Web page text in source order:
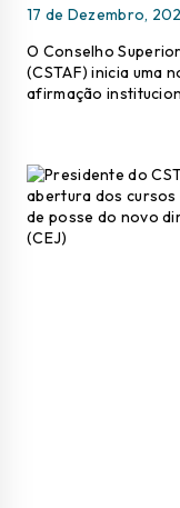
17 de Dezembro,
O Conselho
(CSTAF) inicia uma
afirmação